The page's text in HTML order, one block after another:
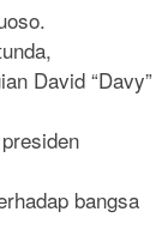
David “Davy”
bangsa